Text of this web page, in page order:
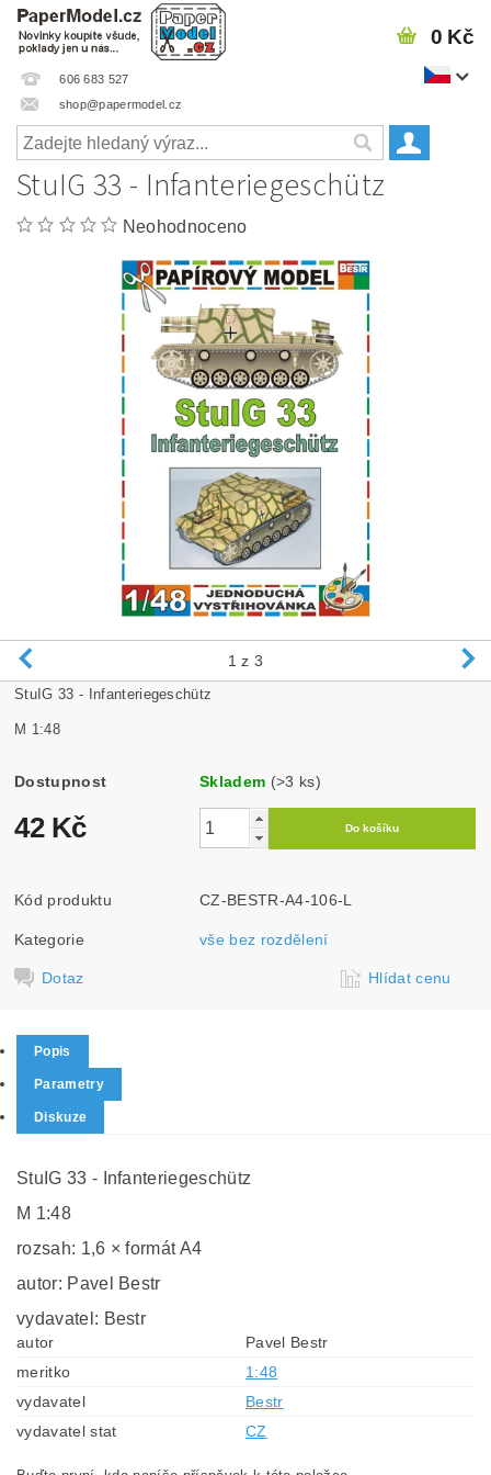
606 683 527
shop@papermodel.cz
0 Kč
StuIG 33 - Infanteriegeschütz
Neohodnoceno
1 z 3
StuIG 33 - Infanteriegeschütz
M 1:48
Dostupnost Skladem (>3 ks)
42 Kč
Kód produktu CZ-BESTR-A4-106-L
Kategorie vše bez rozdělení
Dotaz Hlídat cenu
Popis
Parametry
Diskuze
StuIG 33 - Infanteriegeschütz
M 1:48
rozsah: 1,6 × formát A4
autor: Pavel Bestr
vydavatel: Bestr
autor
Pavel Bestr
meritko
1:48
vydavatel
Bestr
vydavatel stat
CZ